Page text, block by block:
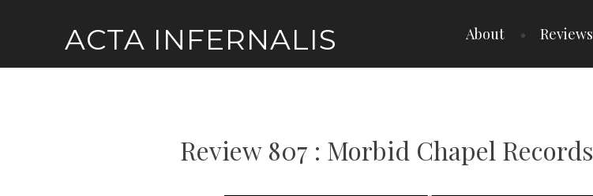
ACTA INFERNALIS About Reviews
Review 807 : Morbid Chapel Records